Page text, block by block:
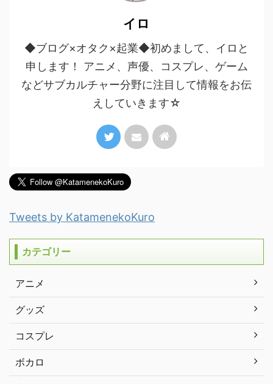
イロ
◆ブログ×オタク×起業◆初めまして、イロと
申します！ アニメ、声優、コスプレ、ゲーム
などサブカルチャー分野に注目して情報をお伝
えしていきます☆
Tweets by KatamenekoKuro
カテゴリー
アニメ
グッズ
コスプレ
ボカロ